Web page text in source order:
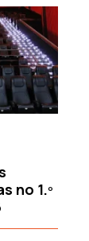
no 1.º